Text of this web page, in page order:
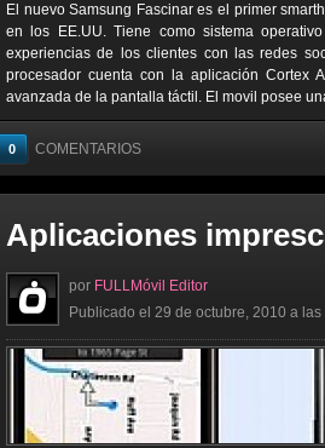
El nuevo Samsung Fascinar es el primer
en los EE.UU. Tiene como sistema
experiencias de los clientes con las redes
procesador cuenta con la aplicación Cortex
avanzada de la pantalla táctil. El movil posee
0 COMENTARIOS
Aplicaciones
por FULLMóvil Editor
Publicado el 29 de octubre, 2010 a las